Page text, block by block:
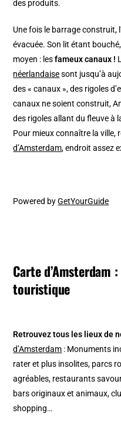
des produits.
Une fois le barrage construit,
évacuée. Son lit étant
moyen : lesfameux canaux !
néerlandaisesont jusqu’à
des « canaux », des rigoles
canaux ne soient construit,
des rigoles allant du fleuve à
Pour mieux connaître la ville,
d’Amsterdam, endroit assez
Powered byGetYourGuide
Carte d’Amsterdam
touristique
Retrouvez tous les lieux de
d’Amsterdam : Monuments
rater et plus insolites, parcs
agréables, restaurants
bars originaux et animaux,
shopping…